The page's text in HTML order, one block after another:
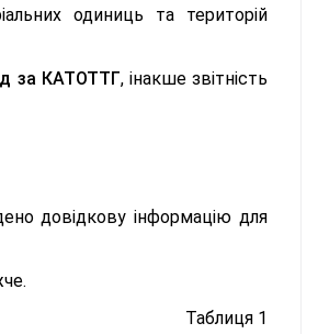
одиниць та територій
за КАТОТТГ, інакше звітність
довідкову інформацію для
Таблиця 1